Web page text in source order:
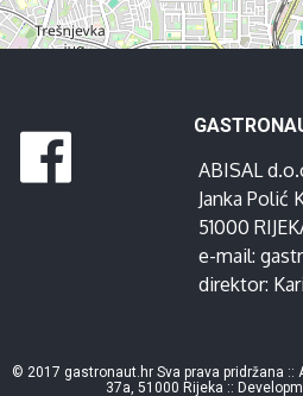
ABISAL
Janka Polić
51000
e-mail:
direktor:
© 2017 gastronaut.hr Sva prava pridržana ::
37a, 51000 Rijeka ::